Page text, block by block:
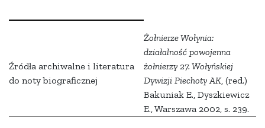
Źródła archiwalne i literatura
do noty biograficznej
Żołnierze Wołynia:
działalność powojenna
żołnierzy 27. Wołyńskiej
Dywizji Piechoty AK, (red.)
Bakuniak E., Dyszkiewicz
E., Warszawa 2002, s. 239.